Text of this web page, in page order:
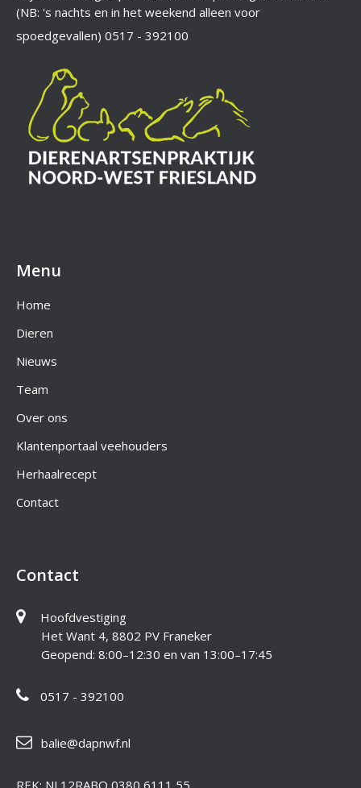
(NB: 's nachts en in het weekend alleen voor
spoedgevallen) 0517 - 392100
Menu
Home
Dieren
Nieuws
Team
Over ons
Klantenportaal veehouders
Herhaalrecept
Contact
Contact
Hoofdvestiging
Het Want 4, 8802 PV Franeker
Geopend: 8:00–12:30 en van 13:00–17:45
0517 - 392100
balie@dapnwf.nl
REK: NL12RABO 0380 6111 55